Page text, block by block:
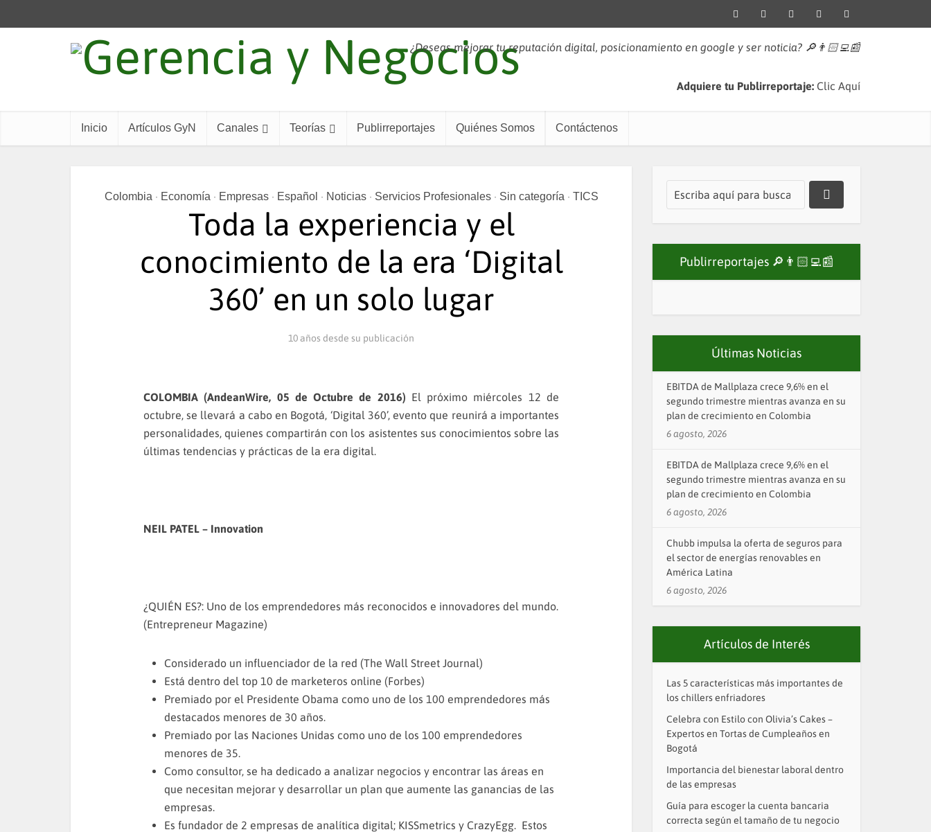
¿Deseas mejorar tu reputación digital, posicionamiento en google y ser noticia? 🔎👨🏻‍💻📰
Adquiere tu Publirreportaje: Clic Aquí
Inicio Artículos GyN Canales Teorías Publirreportajes Quiénes Somos Contáctenos
Colombia • Economía • Empresas • Español • Noticias • Servicios Profesionales • Sin categoría • TICS
Toda la experiencia y el
conocimiento de la era ‘Digital
360’ en un solo lugar
10 años desde su publicación
COLOMBIA (AndeanWire, 05 de Octubre de 2016) El próximo miércoles 12 de
octubre, se llevará a cabo en Bogotá, ‘Digital 360’, evento que reunirá a importantes
personalidades, quienes compartirán con los asistentes sus conocimientos sobre las
últimas tendencias y prácticas de la era digital.
NEIL PATEL – Innovation
¿QUIÉN ES?: Uno de los emprendedores más reconocidos e innovadores del mundo.
(Entrepreneur Magazine)
Considerado un influenciador de la red (The Wall Street Journal)
Está dentro del top 10 de marketeros online (Forbes)
Premiado por el Presidente Obama como uno de los 100 emprendedores más
destacados menores de 30 años.
Premiado por las Naciones Unidas como uno de los 100 emprendedores
menores de 35.
Como consultor, se ha dedicado a analizar negocios y encontrar las áreas en
que necesitan mejorar y desarrollar un plan que aumente las ganancias de las
empresas.
Es fundador de 2 empresas de analítica digital; KISSmetrics y CrazyEgg. Estos
Publirreportajes 🔎👨🏻‍💻📰
Últimas Noticias
EBITDA de Mallplaza crece 9,6% en el
segundo trimestre mientras avanza en su
plan de crecimiento en Colombia
6 agosto, 2026
EBITDA de Mallplaza crece 9,6% en el
segundo trimestre mientras avanza en su
plan de crecimiento en Colombia
6 agosto, 2026
Chubb impulsa la oferta de seguros para
el sector de energías renovables en
América Latina
6 agosto, 2026
Artículos de Interés
Las 5 características más importantes de
los chillers enfriadores
Celebra con Estilo con Olivia’s Cakes –
Expertos en Tortas de Cumpleaños en
Bogotá
Importancia del bienestar laboral dentro
de las empresas
Guía para escoger la cuenta bancaria
correcta según el tamaño de tu negocio